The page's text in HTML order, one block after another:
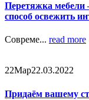
Перетяжка
способ освежить
Совреме... read more
22Мар22.03.2022
Придаём вашему